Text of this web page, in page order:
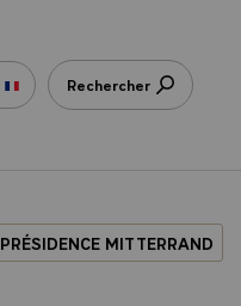
Rechercher
PRÉSIDENCE MITTERRAND